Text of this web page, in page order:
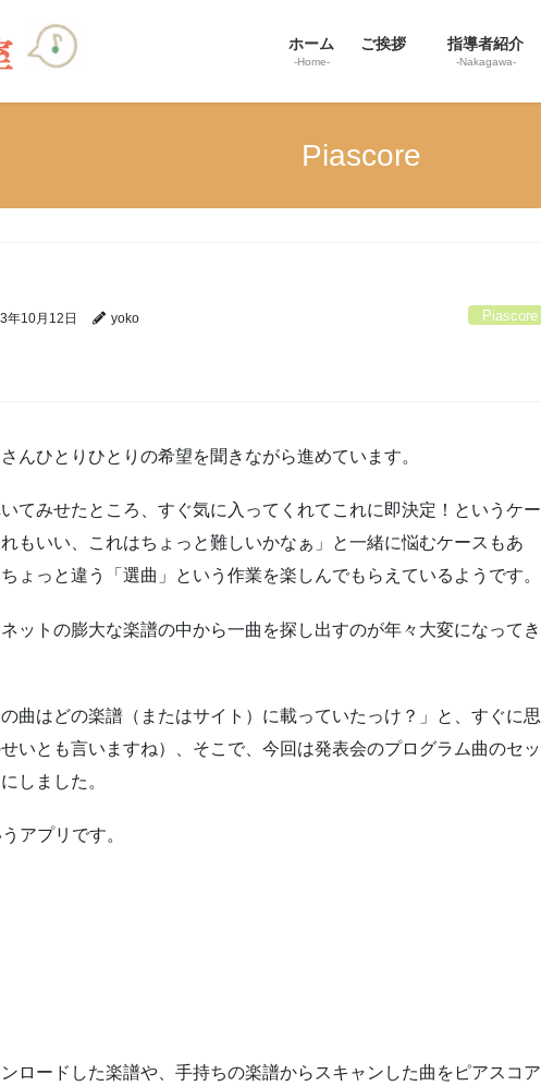
ホーム
-Home-
ご挨拶 指導者紹介
-Nakagawa-
Piascore
年10月12日 yoko Piascore
んひとりひとりの希望を聞きながら進めています。
てみせたところ、すぐ気に入ってくれてこれに即決定！というケー
もいい、これはちょっと難しいかなぁ」と一緒に悩むケースもあ
ょっと違う「選曲」という作業を楽しんでもらえているようです。
ットの膨大な楽譜の中から一曲を探し出すのが年々大変になってき
曲はどの楽譜（またはサイト）に載っていたっけ？」と、すぐに思
いとも言いますね）、そこで、今回は発表会のプログラム曲のセッ
しました。
アプリです。
ロードした楽譜や、手持ちの楽譜からスキャンした曲をピアスコア